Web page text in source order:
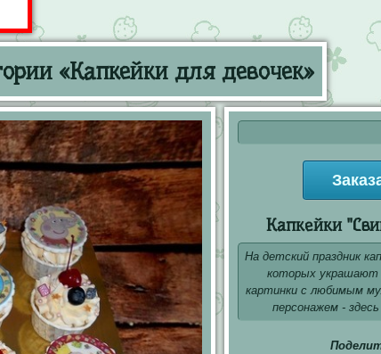
«Капкейки для девочек»
Капкейки
На детский праздник
которых украшают
картинки с любимым
персонажем -